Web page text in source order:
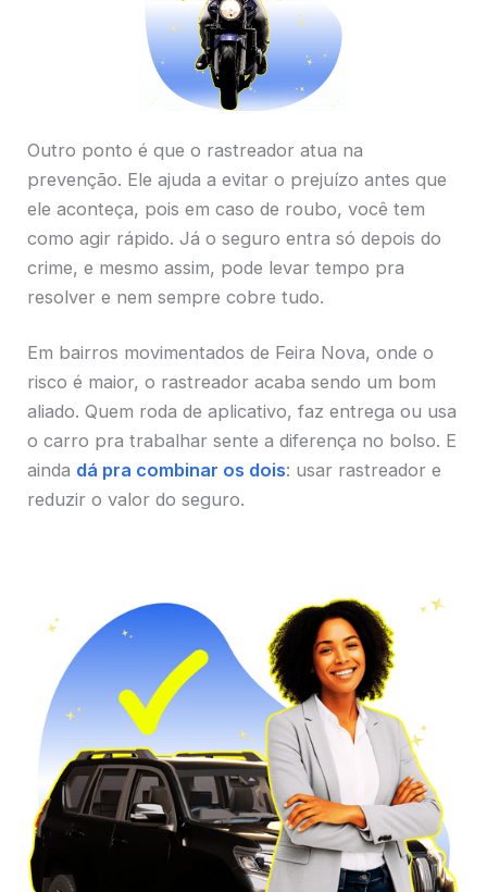
Outro ponto é que o rastreador atua na
prevenção. Ele ajuda a evitar o prejuízo antes que
ele aconteça, pois em caso de roubo, você tem
como agir rápido. Já o seguro entra só depois do
crime, e mesmo assim, pode levar tempo pra
resolver e nem sempre cobre tudo.
Em bairros movimentados de Feira Nova, onde o
risco é maior, o rastreador acaba sendo um bom
aliado. Quem roda de aplicativo, faz entrega ou usa
o carro pra trabalhar sente a diferença no bolso. E
ainda dá pra combinar os dois: usar rastreador e
reduzir o valor do seguro.